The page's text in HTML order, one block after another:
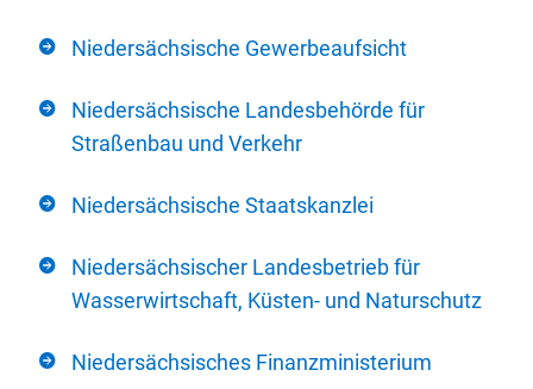
Niedersächsische Gewerbeaufsicht
Niedersächsische Landesbehörde für
Straßenbau und Verkehr
Niedersächsische Staatskanzlei
Niedersächsischer Landesbetrieb für
Wasserwirtschaft, Küsten- und Naturschutz
Niedersächsisches Finanzministerium